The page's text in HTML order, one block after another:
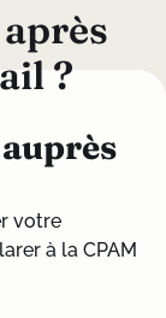
après
ail ?
votre
à la CPAM